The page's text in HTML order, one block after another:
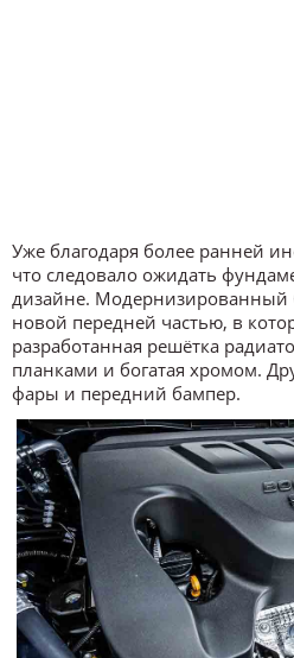
Уже благодаря более ранней
что следовало ожидать
дизайне. Модернизированный
новой передней частью, в
разработанная решётка
планками и богатая хромом.
фары и передний бампер.